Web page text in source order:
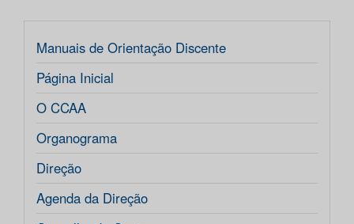
Manuais de Orientação Discente
Página Inicial
O CCAA
Organograma
Direção
Agenda da Direção